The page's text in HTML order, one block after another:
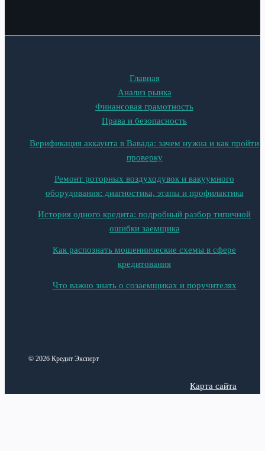
Главная
Анализ рынка
Финансовая грамотность
Права и безопасность
Верификация аккаунта в Вавада: зачем нужна и как пройти
проверку
Ремонт роторных воздуходувок и вакуумного
оборудования: диагностика, этапы и профилактика
История одного кредита: подробный разбор типичной
ошибки заемщика
Как распознать мошеннические схемы в сфере
кредитования
Что важно знать о созаемщиках и поручителях
© 2026 Кредит Эксперт
Карта сайта